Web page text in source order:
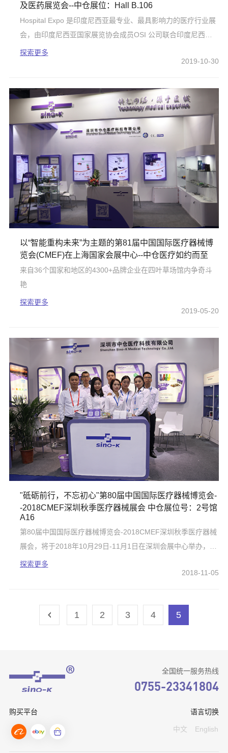
及医药展览会--中仓展位：Hall B.106
Hospital Expo 是印度尼西亚最专业、最具影响力的医疗行业展
会，由印度尼西亚国家展览协会成员OSI 公司联合印度尼西亚
医疗行业协会、雅加达医疗行业协会承办，展出内容类别齐
全，参展商和专业观众质量高，是印尼影响力最大的医疗展会
商及采购商与国际医疗制造企业的专业合作平台。
探索更多
2019-10-30
以“智能重构未来”为主题的第81届中国国际医疗器械博
览会(CMEF)在上海国家会展中心--中仓医疗如约而至
来自36个国家和地区的4300+品牌企业在四叶草场馆内争奇斗
艳
探索更多
2019-05-20
"砥砺前行，不忘初心"第80届中国国际医疗器械博览会-
-2018CMEF深圳秋季医疗器械展会 中仓展位号：2号馆
A16
第80届中国国际医疗器械博览会-2018CMEF深圳秋季医疗器械
展会，将于2018年10月29日-11月1日在深圳会展中心举办，深
圳市中仓医疗科技公司，第一次以中仓品牌参展亮相大众眼
探索更多
2018-11-05
1 2 3 4 5
全国统一服务热线
0755-23341804
购买平台 语言切换
中文 English